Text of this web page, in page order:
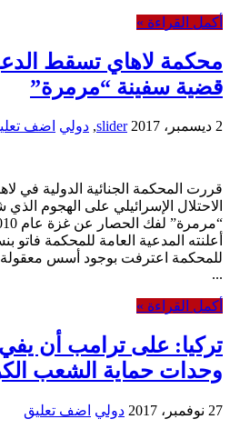
أكمل القراءة »
محكمة لاهاي تسقط
قضية سفينة “مرمرة”
2 ديسمبر، 2017 slider
, دولي اضف
قررت المحكمة الجنائية الدولية في
الاحتلال الإسرائيلي على الهجوم
أعلنته المدعية العامة للمحكمة فاتو
للمحكمة اعترفت بوجود أسس معقولة
...
أكمل القراءة »
تركيا: على ترامب أن
وحدات حماية الشعب
27 نوفمبر، 2017 دولي اضف تعليق